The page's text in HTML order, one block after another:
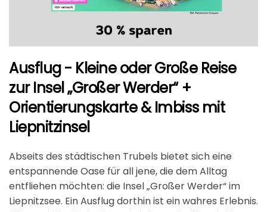
Ausflug - Kleine oder Große Reise
zur Insel „Großer Werder“ +
Orientierungskarte & Imbiss mit
Liepnitzinsel
Abseits des städtischen Trubels bietet sich eine
entspannende Oase für all jene, die dem Alltag
entfliehen möchten: die Insel „Großer Werder“ im
Liepnitzsee. Ein Ausflug dorthin ist ein wahres Erlebnis.